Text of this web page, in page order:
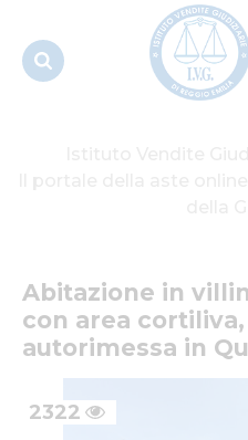
cantina
ed
autorimes...
Abitazione in
con area
autorimessa in
2322